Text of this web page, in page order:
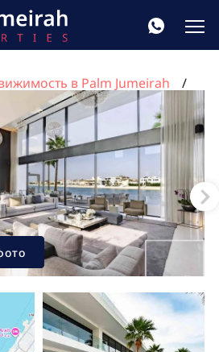
в Palm Jumeirah
в Пальма Джумейра, Дубай,
ОАЭ №1111